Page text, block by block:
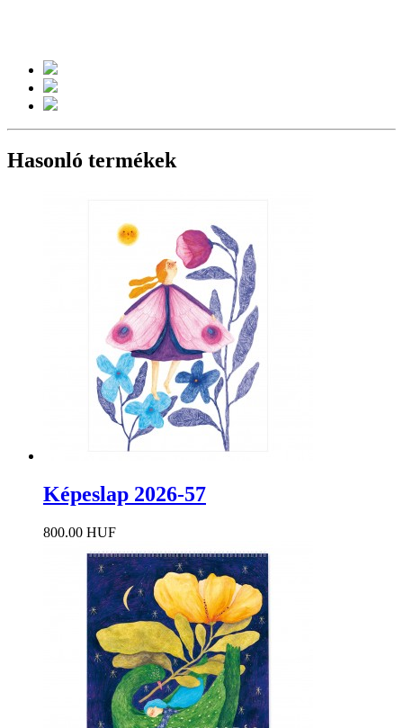
Hasonló termékek
Képeslap 2026-57
800.00 HUF